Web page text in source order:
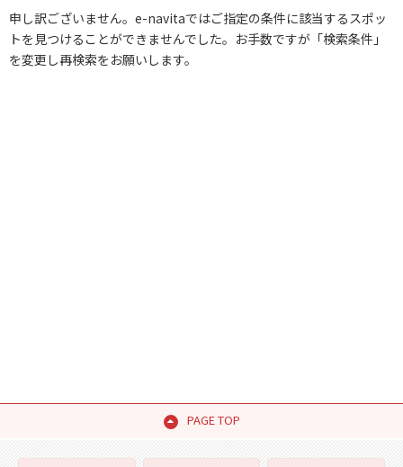
申し訳ございません。e-navitaではご指定の条件に該当するスポッ
トを見つけることができませんでした。お手数ですが「検索条件」
を変更し再検索をお願いします。
PAGE TOP